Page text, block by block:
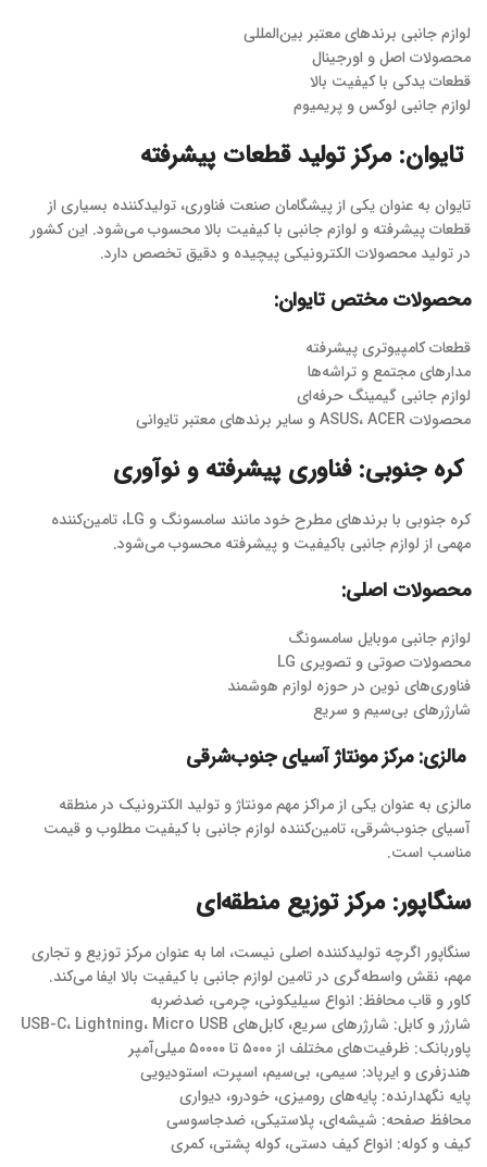
لوازم جانبی برندهای معتبر بین‌المللی
محصولات اصل و اورجینال
قطعات یدکی با کیفیت بالا
لوازم جانبی لوکس و پریمیوم
تایوان: مرکز تولید قطعات پیشرفته
تایوان به عنوان یکی از پیشگامان صنعت فناوری، تولیدکننده بسیاری از
قطعات پیشرفته و لوازم جانبی با کیفیت بالا محسوب می‌شود. این کشور
در تولید محصولات الکترونیکی پیچیده و دقیق تخصص دارد.
محصولات مختص تایوان:
قطعات کامپیوتری پیشرفته
مدارهای مجتمع و تراشه‌ها
لوازم جانبی گیمینگ حرفه‌ای
محصولات ASUS، ACER و سایر برندهای معتبر تایوانی
کره جنوبی: فناوری پیشرفته و نوآوری
کره جنوبی با برندهای مطرح خود مانند سامسونگ و LG، تامین‌کننده
مهمی از لوازم جانبی باکیفیت و پیشرفته محسوب می‌شود.
محصولات اصلی:
لوازم جانبی موبایل سامسونگ
محصولات صوتی و تصویری LG
فناوری‌های نوین در حوزه لوازم هوشمند
شارژرهای بی‌سیم و سریع
مالزی: مرکز مونتاژ آسیای جنوب‌شرقی
مالزی به عنوان یکی از مراکز مهم مونتاژ و تولید الکترونیک در منطقه
آسیای جنوب‌شرقی، تامین‌کننده لوازم جانبی با کیفیت مطلوب و قیمت
مناسب است.
سنگاپور: مرکز توزیع منطقه‌ای
سنگاپور اگرچه تولیدکننده اصلی نیست، اما به عنوان مرکز توزیع و تجاری
مهم، نقش واسطه‌گری در تامین لوازم جانبی با کیفیت بالا ایفا می‌کند.
کاور و قاب محافظ: انواع سیلیکونی، چرمی، ضدضربه
شارژر و کابل: شارژرهای سریع، کابل‌های USB-C، Lightning، Micro USB
پاوربانک: ظرفیت‌های مختلف از ۵۰۰۰ تا ۵۰۰۰۰ میلی‌آمپر
هندزفری و ایرپاد: سیمی، بی‌سیم، اسپرت، استودیویی
پایه نگهدارنده: پایه‌های رومیزی، خودرو، دیواری
محافظ صفحه: شیشه‌ای، پلاستیکی، ضدجاسوسی
کیف و کوله: انواع کیف دستی، کوله پشتی، کمری